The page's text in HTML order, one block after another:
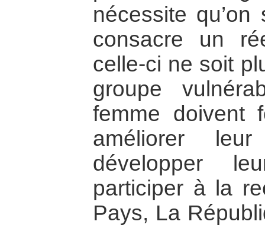
nécessite qu’on
consacre un
celle-ci ne soit
groupe
femme doivent
améliorer
développer
participer à la
Pays, La